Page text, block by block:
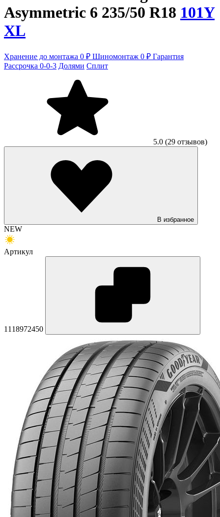
Asymmetric 6 235/50 R18 101Y
XL
Хранение до монтажа 0 ₽ Шиномонтаж 0 ₽ Гарантия
Рассрочка 0-0-3 Долями Сплит
5.0 (29 отзывов)
В избранное
NEW
Артикул
1118972450